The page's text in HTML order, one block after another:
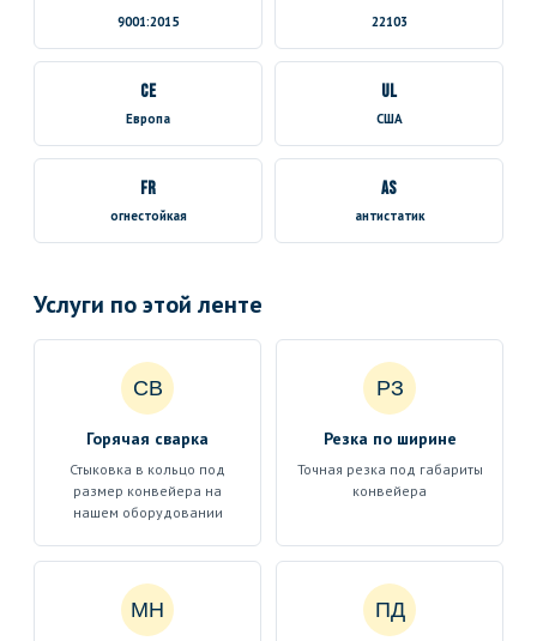
9001:2015 22103
CE
Европа
UL
США
FR
огнестойкая
AS
антистатик
Услуги по этой ленте
СВ
Горячая сварка
Стыковка в кольцо под
размер конвейера на
нашем оборудовании
РЗ
Резка по ширине
Точная резка под габариты
конвейера
МН ПД